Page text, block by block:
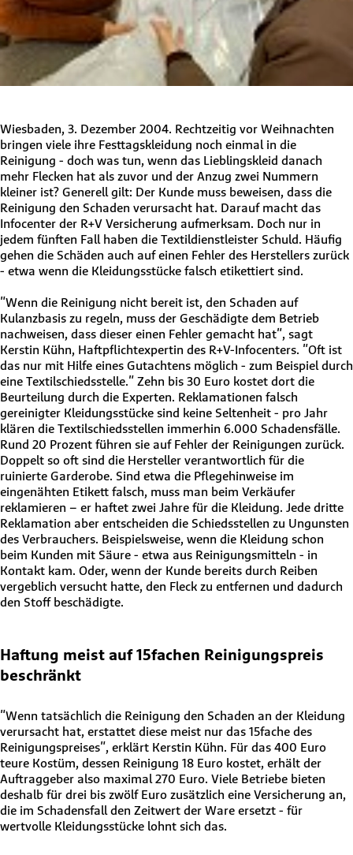
Wiesbaden, 3. Dezember 2004. Rechtzeitig vor Weihnachten
bringen viele ihre Festtagskleidung noch einmal in die
Reinigung - doch was tun, wenn das Lieblingskleid danach
mehr Flecken hat als zuvor und der Anzug zwei Nummern
kleiner ist? Generell gilt: Der Kunde muss beweisen, dass die
Reinigung den Schaden verursacht hat. Darauf macht das
Infocenter der R+V Versicherung aufmerksam. Doch nur in
jedem fünften Fall haben die Textildienstleister Schuld. Häufig
gehen die Schäden auch auf einen Fehler des Herstellers zurück
- etwa wenn die Kleidungsstücke falsch etikettiert sind.
"Wenn die Reinigung nicht bereit ist, den Schaden auf
Kulanzbasis zu regeln, muss der Geschädigte dem Betrieb
nachweisen, dass dieser einen Fehler gemacht hat", sagt
Kerstin Kühn, Haftpflichtexpertin des R+V-Infocenters. "Oft ist
das nur mit Hilfe eines Gutachtens möglich - zum Beispiel durch
eine Textilschiedsstelle." Zehn bis 30 Euro kostet dort die
Beurteilung durch die Experten. Reklamationen falsch
gereinigter Kleidungsstücke sind keine Seltenheit - pro Jahr
klären die Textilschiedsstellen immerhin 6.000 Schadensfälle.
Rund 20 Prozent führen sie auf Fehler der Reinigungen zurück.
Doppelt so oft sind die Hersteller verantwortlich für die
ruinierte Garderobe. Sind etwa die Pflegehinweise im
eingenähten Etikett falsch, muss man beim Verkäufer
reklamieren – er haftet zwei Jahre für die Kleidung. Jede dritte
Reklamation aber entscheiden die Schiedsstellen zu Ungunsten
des Verbrauchers. Beispielsweise, wenn die Kleidung schon
beim Kunden mit Säure - etwa aus Reinigungsmitteln - in
Kontakt kam. Oder, wenn der Kunde bereits durch Reiben
vergeblich versucht hatte, den Fleck zu entfernen und dadurch
den Stoff beschädigte.
Haftung meist auf 15fachen Reinigungspreis
beschränkt
"Wenn tatsächlich die Reinigung den Schaden an der Kleidung
verursacht hat, erstattet diese meist nur das 15fache des
Reinigungspreises", erklärt Kerstin Kühn. Für das 400 Euro
teure Kostüm, dessen Reinigung 18 Euro kostet, erhält der
Auftraggeber also maximal 270 Euro. Viele Betriebe bieten
deshalb für drei bis zwölf Euro zusätzlich eine Versicherung an,
die im Schadensfall den Zeitwert der Ware ersetzt - für
wertvolle Kleidungsstücke lohnt sich das.